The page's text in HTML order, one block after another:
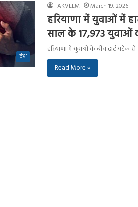
देश
TAKVEEM March 19, 2026
हरियाणा में युवाओं में
साल के 17,973 युवाओं
हरियाणा में युवाओं के बीच हार्ट अटैक से
Read More »